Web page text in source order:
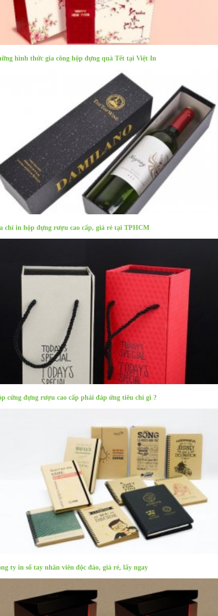
hình thức gia công hộp đựng quà Tết tại Việt In
chỉ in hộp đựng rượu cao cấp, giá rẻ tại TPHCM
cứng đựng rượu cao cấp phải đáp ứng tiêu chí gì ?
ty in sổ tay nhân viên độc đáo, giá rẻ, lấy ngay